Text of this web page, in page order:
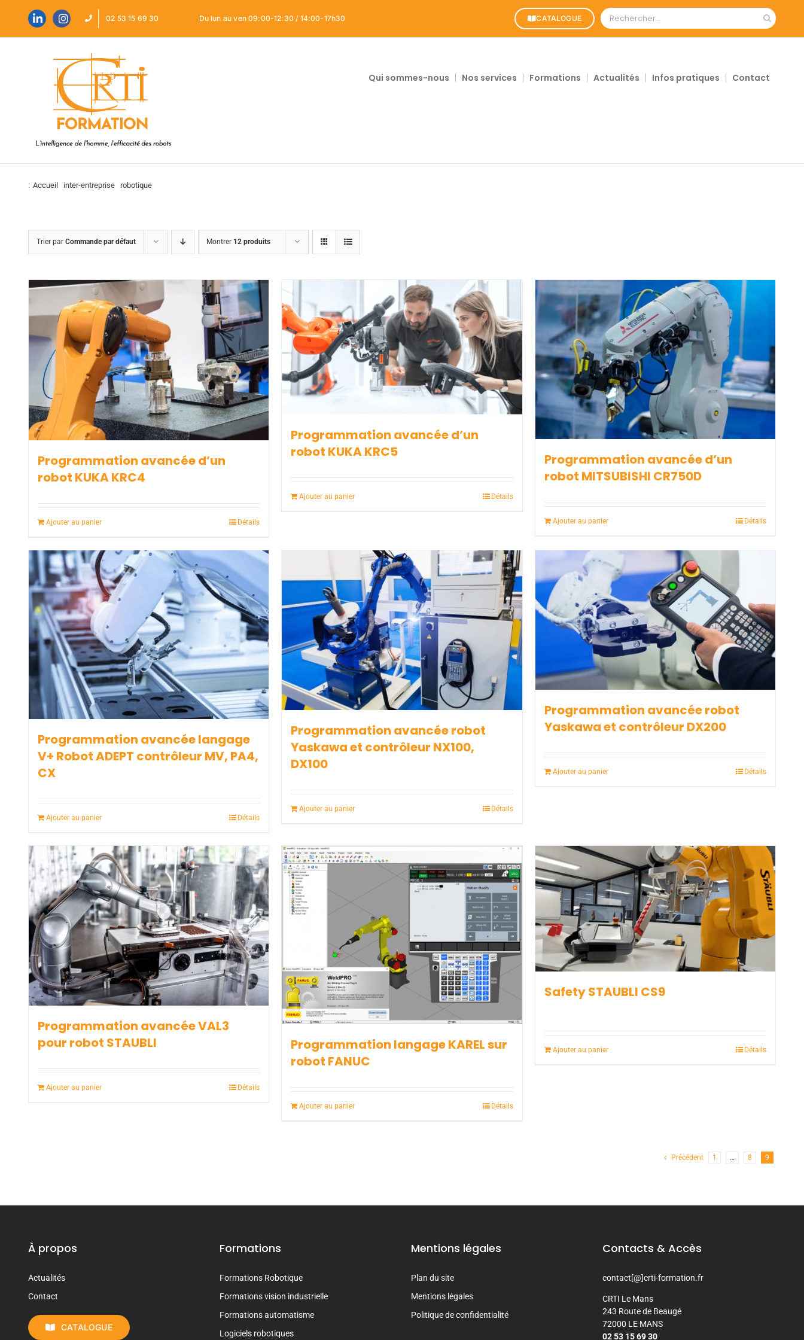
02 53 15 69 30 Du lun au ven 09:00-12:30 / 14:00-17h30
Rechercher:
CATALOGUE
Qui sommes-nous Nos services Formations Actualités Infos pratiques Contact
: Accueil inter-entreprise robotique
Trier par Commande par défaut Montrer 12 produits
Programmation avancée d’un
robot KUKA KRC4
Ajouter au panier Détails
Programmation avancée d’un
robot KUKA KRC5
Ajouter au panier Détails
Programmation avancée d’un
robot MITSUBISHI CR750D
Ajouter au panier Détails
Programmation avancée langage
V+ Robot ADEPT contrôleur MV, PA4,
CX
Ajouter au panier Détails
Programmation avancée robot
Yaskawa et contrôleur NX100,
DX100
Ajouter au panier Détails
Programmation avancée robot
Yaskawa et contrôleur DX200
Ajouter au panier Détails
Programmation avancée VAL3
pour robot STAUBLI
Ajouter au panier Détails
Programmation langage KAREL sur
robot FANUC
Ajouter au panier Détails
Safety STAUBLI CS9
Ajouter au panier Détails
Précédent 1 … 8 9
À propos
Actualités
Contact
CATALOGUE
Formations
Formations Robotique
Formations vision industrielle
Formations automatisme
Logiciels robotiques
Mentions légales
Plan du site
Mentions légales
Politique de confidentialité
Contacts & Accès
contact[@]crti-formation.fr
CRTI Le Mans
243 Route de Beaugé
72000 LE MANS
02 53 15 69 30